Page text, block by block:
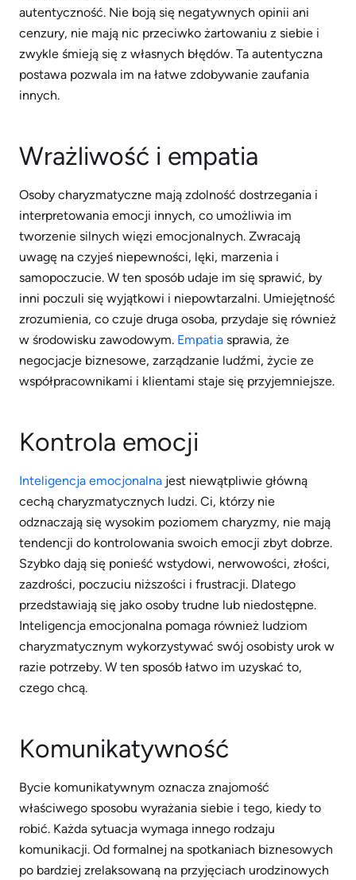
autentyczność. Nie boją się negatywnych opinii ani
cenzury, nie mają nic przeciwko żartowaniu z siebie i
zwykle śmieją się z własnych błędów. Ta autentyczna
postawa pozwala im na łatwe zdobywanie zaufania
innych.
Wrażliwość i empatia
Osoby charyzmatyczne mają zdolność dostrzegania i
interpretowania emocji innych, co umożliwia im
tworzenie silnych więzi emocjonalnych. Zwracają
uwagę na czyjeś niepewności, lęki, marzenia i
samopoczucie. W ten sposób udaje im się sprawić, by
inni poczuli się wyjątkowi i niepowtarzalni. Umiejętność
zrozumienia, co czuje druga osoba, przydaje się również
w środowisku zawodowym. Empatia sprawia, że ​​
negocjacje biznesowe, zarządzanie ludźmi, życie ze
współpracownikami i klientami staje się przyjemniejsze.
Kontrola emocji
Inteligencja emocjonalna jest niewątpliwie główną
cechą charyzmatycznych ludzi. Ci, którzy nie
odznaczają się wysokim poziomem charyzmy, nie mają
tendencji do kontrolowania swoich emocji zbyt dobrze.
Szybko dają się ponieść wstydowi, nerwowości, złości,
zazdrości, poczuciu niższości i frustracji. Dlatego
przedstawiają się jako osoby trudne lub niedostępne.
Inteligencja emocjonalna pomaga również ludziom
charyzmatycznym wykorzystywać swój osobisty urok w
razie potrzeby. W ten sposób łatwo im uzyskać to,
czego chcą.
Komunikatywność
Bycie komunikatywnym oznacza znajomość
właściwego sposobu wyrażania siebie i tego, kiedy to
robić. Każda sytuacja wymaga innego rodzaju
komunikacji. Od formalnej na spotkaniach biznesowych
po bardziej zrelaksowaną na przyjęciach urodzinowych